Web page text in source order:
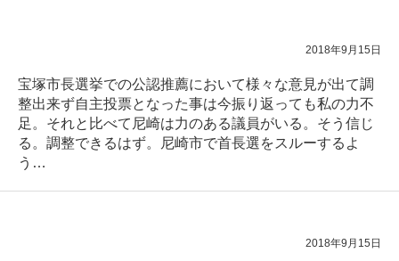
2018年9月15日
宝塚市長選挙での公認推薦において様々な意見が出て調
整出来ず自主投票となった事は今振り返っても私の力不
足。それと比べて尼崎は力のある議員がいる。そう信じ
る。調整できるはず。尼崎市で首長選をスルーするよ
う…
2018年9月15日